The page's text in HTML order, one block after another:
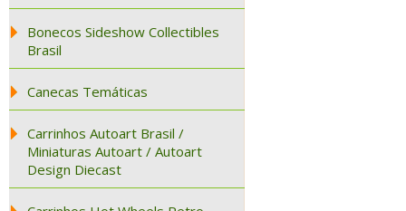
Bonecos Sideshow Collectibles
Brasil
Canecas Temáticas
Carrinhos Autoart Brasil /
Miniaturas Autoart / Autoart
Design Diecast